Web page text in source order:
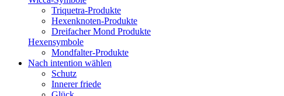
Triquetra-Produkte
Hexenknoten-Produkte
Dreifacher Mond Produkte
Hexensymbole
Mondfalter-Produkte
Nach intention wählen
Schutz
Innerer friede